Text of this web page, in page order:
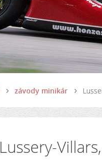
závody minikár
Lussery-